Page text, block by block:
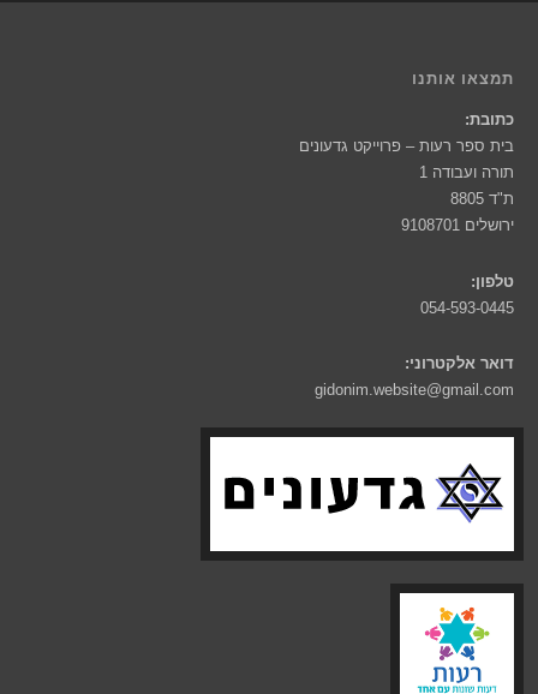
תמצאו אותנו
כתובת:
בית ספר רעות – פרוייקט גדעונים
תורה ועבודה 1
ת"ד 8805
ירושלים 9108701
טלפון:
054-593-0445
דואר אלקטרוני:
gidonim.website@gmail.com